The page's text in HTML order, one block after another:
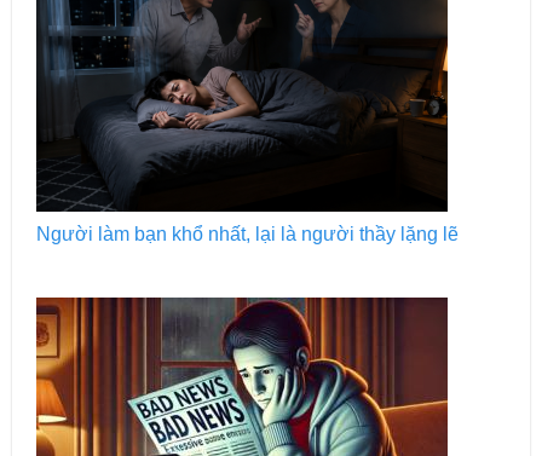
Người làm bạn khổ nhất, lại là người thầy lặng lẽ